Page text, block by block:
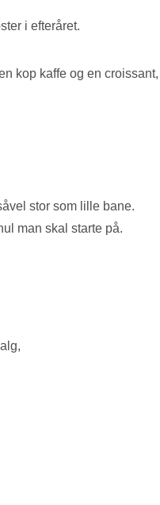
i efteråret.
kop kaffe og en
stor som lille bane.
man skal starte på.